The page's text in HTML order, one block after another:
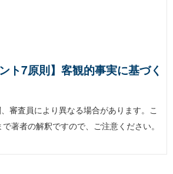
ト7原則】客観的事実に基づく
審査員により異なる場合があります。こ
著者の解釈ですので、ご注意ください。